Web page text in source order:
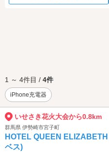
1 ～ 4件目 / 4件
iPhone充電器
いせさき花火大会から0.8km
群馬県 伊勢崎市宮子町
HOTEL QUEEN
ベス)